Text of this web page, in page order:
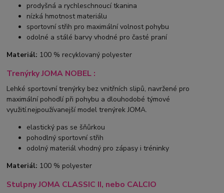
prodyšná a rychleschnoucí tkanina
nízká hmotnost materiálu
sportovní střih pro maximální volnost pohybu
odolné a stálé barvy vhodné pro časté praní
Materiál: 100 % recyklovaný polyester
Trenýrky JOMA NOBEL :
Lehké sportovní trenýrky bez vnitřních slipů, navržené pro
maximální pohodlí při pohybu a dlouhodobé týmové
využití.nejpoužívanejší model trenýrek JOMA.
elastický pas se šňůrkou
pohodlný sportovní střih
odolný materiál vhodný pro zápasy i tréninky
Materiál: 100 % polyester
Stulpny JOMA CLASSIC II, nebo CALCIO